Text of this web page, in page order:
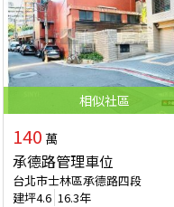
相似社區
140 萬
承德路管理車位
台北市士林區承德路四段
建坪4.6 16.3年